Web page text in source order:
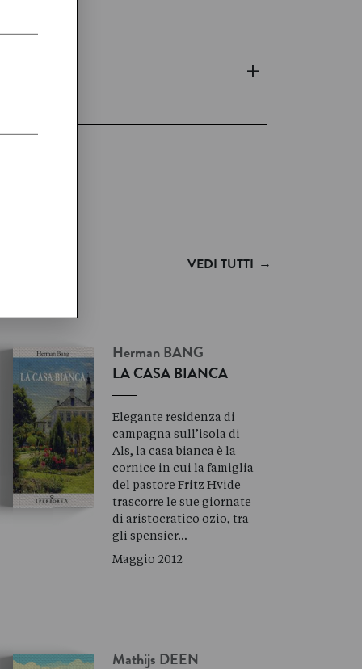
+
VEDI TUTTI →
Herman BANG
LA CASA BIANCA
Elegante residenza di
campagna sull’isola di
Als, la casa bianca è la
cornice in cui la famiglia
del pastore Fritz Hvide
trascorre le sue giornate
di aristocratico ozio, tra
gli spensier…
Maggio 2012
Mathijs DEEN